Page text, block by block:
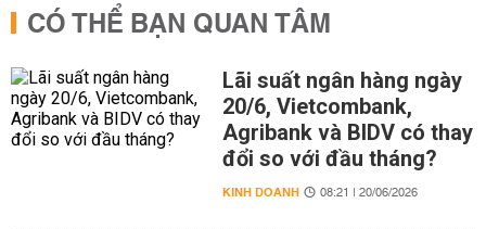
CÓ THỂ BẠN QUAN TÂM
Lãi suất ngân hàng ngày
20/6, Vietcombank,
Agribank và BIDV có thay
đổi so với đầu tháng?
KINH DOANH 08:21 | 20/06/2026